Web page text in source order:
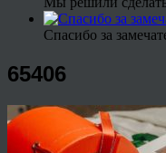
Спасибо за
65406